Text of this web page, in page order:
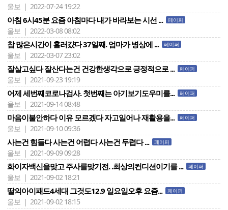
울보 | 2022-07-24 19:22
아침 6시45분 요즘 아침마다 내가 바라보는 시선 ... 페이퍼
울보 | 2022-03-08 08:02
참 많은시간이 흘러걌다 37일째. 엄마가 병상에 ... 페이퍼
울보 | 2022-03-07 23:02
잘살고싶다 잘산다는건 건강한생각으로 긍정적으로 ... 페이퍼
울보 | 2021-09-23 19:19
어제 세번째코로나검사. 첫번째는 아기보기도우미를... 페이퍼
울보 | 2021-09-14 08:48
마음이불안하다 이유 모르겠다 자고일어나 재활용을... 페이퍼
울보 | 2021-09-10 09:36
사는건 힘들다 사는건 어렵다 사는건 두렵다 ... 페이퍼
울보 | 2021-09-09 09:28
화이자백신을맞고 주사를맞기전. .최상의컨디션이기를 ... 페이퍼
울보 | 2021-09-02 18:21
딸의아이패드4세대 그것도12.9 일요일오후 요즘... 페이퍼
울보 | 2021-09-02 18:15